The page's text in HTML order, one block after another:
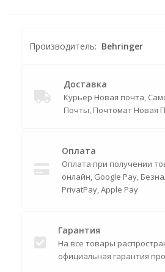
Производитель: Behringer
Доставка
Курьер Новая почта,
Почты, Почтомат Новая
Оплата
Оплата при получении
онлайн, Google Pay,
PrivatPay, Apple Pay
Гарантия
На все товары
официальная гарантия